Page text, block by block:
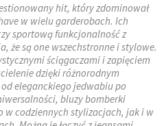
hit, który zdominował
w wielu garderobach. Ich
sportową funkcjonalność z
że są one wszechstronne i stylowe.
ściągaczami i zapięciem
dzięki różnorodnym
eleganckiego jedwabiu po
bluzy bomberki
w codziennych stylizacjach, jak i w